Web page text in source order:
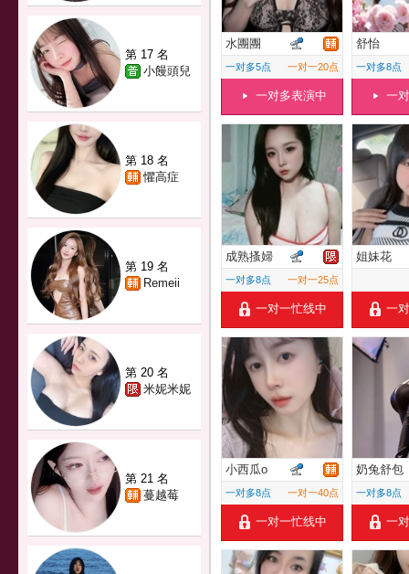
第 17 名
小饅頭兒
第 18 名
懼高症
第 19 名
Remeii
第 20 名
米妮米妮
第 21 名
蔓越莓
水團團
一对多5点 一对一20点
一对多表演中
舒怡
一对多8点
一
成熟搔婦
一对多8点 一对一25点
一对一忙线中
姐妹花
一
小西瓜o
一对多8点 一对一40点
一对一忙线中
奶兔舒包
一对多8点
一